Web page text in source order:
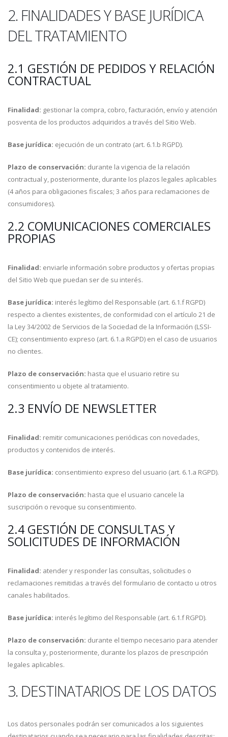
2. FINALIDADES Y BASE JURÍDICA
DEL TRATAMIENTO
2.1 GESTIÓN DE PEDIDOS Y RELACIÓN
CONTRACTUAL
Finalidad: gestionar la compra, cobro, facturación, envío y atención
posventa de los productos adquiridos a través del Sitio Web.
Base jurídica: ejecución de un contrato (art. 6.1.b RGPD).
Plazo de conservación: durante la vigencia de la relación
contractual y, posteriormente, durante los plazos legales aplicables
(4 años para obligaciones fiscales; 3 años para reclamaciones de
consumidores).
2.2 COMUNICACIONES COMERCIALES
PROPIAS
Finalidad: enviarle información sobre productos y ofertas propias
del Sitio Web que puedan ser de su interés.
Base jurídica: interés legítimo del Responsable (art. 6.1.f RGPD)
respecto a clientes existentes, de conformidad con el artículo 21 de
la Ley 34/2002 de Servicios de la Sociedad de la Información (LSSI-
CE); consentimiento expreso (art. 6.1.a RGPD) en el caso de usuarios
no clientes.
Plazo de conservación: hasta que el usuario retire su
consentimiento u objete al tratamiento.
2.3 ENVÍO DE NEWSLETTER
Finalidad: remitir comunicaciones periódicas con novedades,
productos y contenidos de interés.
Base jurídica: consentimiento expreso del usuario (art. 6.1.a RGPD).
Plazo de conservación: hasta que el usuario cancele la
suscripción o revoque su consentimiento.
2.4 GESTIÓN DE CONSULTAS Y
SOLICITUDES DE INFORMACIÓN
Finalidad: atender y responder las consultas, solicitudes o
reclamaciones remitidas a través del formulario de contacto u otros
canales habilitados.
Base jurídica: interés legítimo del Responsable (art. 6.1.f RGPD).
Plazo de conservación: durante el tiempo necesario para atender
la consulta y, posteriormente, durante los plazos de prescripción
legales aplicables.
3. DESTINATARIOS DE LOS DATOS
Los datos personales podrán ser comunicados a los siguientes